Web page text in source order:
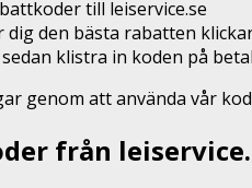
till leiservice.se
den bästa rabatten
klistra in koden på
genom att använda vår
från